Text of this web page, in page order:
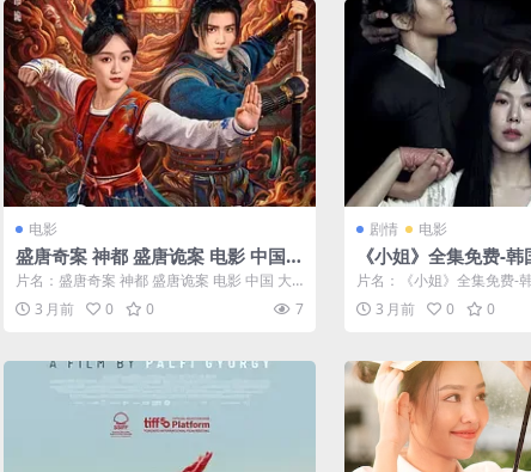
电影
盛唐奇案 神都 盛唐诡案 电影 中国
大陆 古装 悬疑 高清1080P 下载
片名：盛唐奇案 神都 盛唐诡案 电影 中国 大
陆 古装 悬疑 高清1080P 下...
3 月前 0 0 7
剧情 电影
《小姐》全集免费-
未删减-限时转存[夸
片名：《小姐》全集免费-
删减-限时转存[夸克网盘] 分
3 月前 0 0